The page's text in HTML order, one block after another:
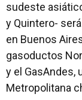
sudeste
y Quintero-
en Buenos
gasoductos
y el GasAndes,
Metropolitana